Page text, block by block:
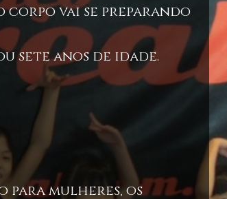
vai se preparando
sete anos de idade.
mulheres, os